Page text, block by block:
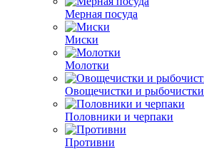
Мерная посуда
Миски
Молотки
Овощечистки и рыбочистки
Половники и черпаки
Противни